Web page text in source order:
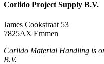
Corlido Project Supply B.V.
James Cookstraat 53
7825AX Emmen
Corlido Material Handling is
B.V.